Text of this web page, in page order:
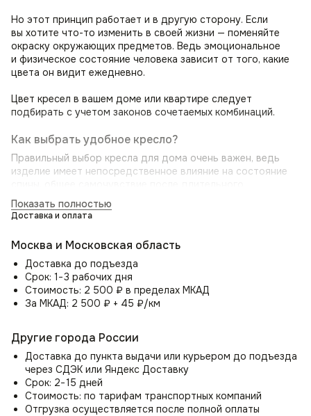
Но этот принцип работает и в другую сторону. Если
вы хотите что-то изменить в своей жизни — поменяйте
окраску окружающих предметов. Ведь эмоциональное
и физическое состояние человека зависит от того, какие
цвета он видит ежедневно.
Цвет кресел в вашем доме или квартире следует
подбирать с учетом законов сочетаемых комбинаций.
Как выбрать удобное кресло?
Правильный выбор кресла для дома очень важен, ведь
изделие имеет непосредственное влияние на состояние
нахождения в нём и здоровье в целом.
Оптимальное кресло позволит, когда вы садитесь в него,
почувствовать приятную мягкость, а полностью усевшись,
ощутить небольшое выталкивание. Основная конструкция
идеального кресла — это надёжный каркас, качественный
наполнитель и прочный обивочный материал.
Мягкий стул для дома Boss с эргономической спинкой,
с комфортом часами, сохраняя при этом здоровую
осанку. Удобные подлокотники полукресла Boss (Босс)
обеспечат превосходную поддержку для ваших рук,
снимут нагрузку с плеч и шеи, позволяя вам полностью
расслабиться или сосредоточиться на своих задачах.
Показать полностью
Доставка и оплата
Москва и Московская область
Доставка до подъезда
Срок: 1−3 рабочих дня
Стоимость: 2 500 ₽ в пределах МКАД
За МКАД: 2 500 ₽ + 45 ₽/км
Другие города России
Доставка до пункта выдачи или курьером до подъезда
через СДЭК или Яндекс Доставку
Срок: 2−15 дней
Стоимость: по тарифам транспортных компаний
Отгрузка осуществляется после полной оплаты